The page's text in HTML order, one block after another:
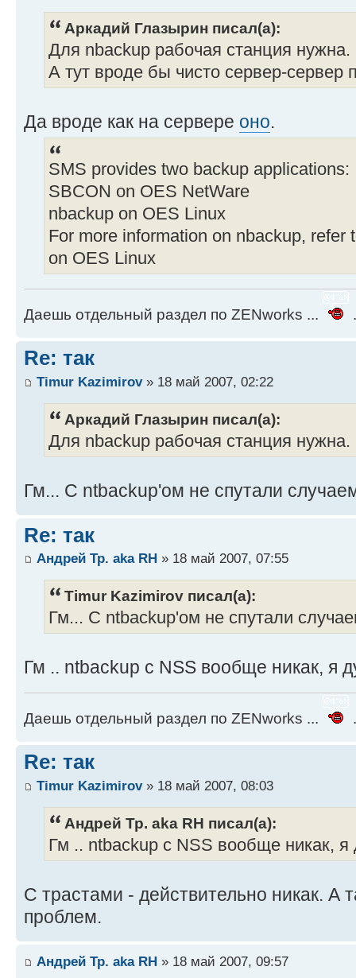
Аркадий Глазырин писал(а):
Для nbackup рабочая станция нужна.
А тут вроде бы чисто сервер-сервер
Да вроде как на сервере оно.
SMS provides two backup applications:
SBCON on OES NetWare
nbackup on OES Linux
For more information on nbackup, refer
on OES Linux
Даешь отдельный раздел по ZENworks ...
Re: так
Timur Kazimirov» 18 май 2007, 02:22
Аркадий Глазырин писал(а):
Для nbackup рабочая станция нужна.
Гм... С ntbackup'ом не спутали
Re: так
Андрей Тр. aka RH » 18 май 2007, 07:55
Timur Kazimirov писал(а):
Гм... С ntbackup'ом не спутали
Гм .. ntbackup с NSS вообще никак, я
Даешь отдельный раздел по ZENworks ...
Re: так
Timur Kazimirov» 18 май 2007, 08:03
Андрей Тр. aka RH писал(а):
Гм .. ntbackup с NSS вообще никак,
С трастами - действительно никак. А
проблем.
Андрей Тр. aka RH » 18 май 2007, 09:57